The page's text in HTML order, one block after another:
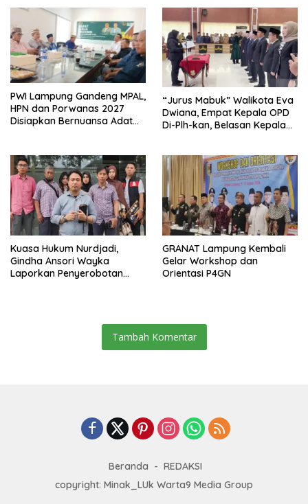
PWI Lampung Gandeng MPAL,
HPN dan Porwanas 2027
Disiapkan Bernuansa Adat
“Jurus Mabuk” Walikota Eva
Dwiana, Empat Kepala OPD
Di-Plh-kan, Belasan Kepala
Kuasa Hukum Nurdjadi,
Gindha Ansori Wayka
Laporkan Penyerobotan
GRANAT Lampung Kembali
Gelar Workshop dan
Orientasi P4GN
Tambah Komentar
Beranda
REDAKSI
copyright: Minak_LUk Warta9 Media Group